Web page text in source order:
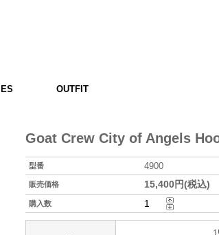
OUTFIT
Goat Crew City of Angels
型番 4900
販売価格 15,400円(税込)
購入数